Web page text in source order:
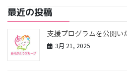
最近の投稿
支援プログラムを公開い
3月 21, 2025